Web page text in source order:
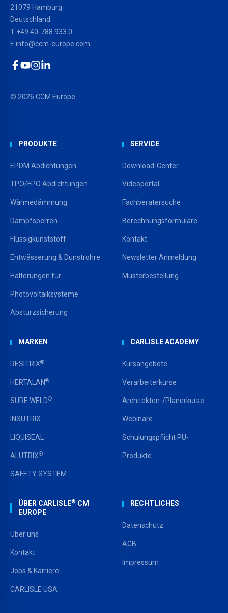
21079 Hamburg
Deutschland
T +49 40-788 933 0
E info@ccm-europe.com
© 2026 CCM Europe
PRODUKTE
EPDM Abdichtungen
TPO/FPO Abdichtungen
Wärmedämmung
Dampfsperren
Flüssigkunststoff
Entwässerung & Dunstrohre
Halterungen für
Photovoltaiksysteme
Absturzsicherung
SERVICE
Download-Center
Videoportal
Fachberatersuche
Berechnungsformulare
Kontakt
Newsletter Anmeldung
Musterbestellung
MARKEN
RESITRIX®
HERTALAN®
SURE WELD®
INSUTRIX
LIQUISEAL
ALUTRIX®
SAFETY SYSTEM
CARLISLE ACADEMY
Kursangebote
Verarbeiterkurse
Architekten-/Planerkurse
Webinare
Schulungspflicht PU-
Produkte
ÜBER CARLISLE® CM
EUROPE
Über uns
Kontakt
Jobs & Karriere
CARLISLE USA
RECHTLICHES
Datenschutz
AGB
Impressum